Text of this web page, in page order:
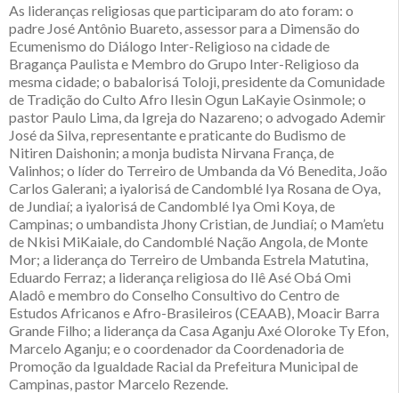
As lideranças religiosas que participaram do ato foram: o
padre José Antônio Buareto, assessor para a Dimensão do
Ecumenismo do Diálogo Inter-Religioso na cidade de
Bragança Paulista e Membro do Grupo Inter-Religioso da
mesma cidade; o babalorisá Toloji, presidente da Comunidade
de Tradição do Culto Afro Ilesin Ogun LaKayie Osinmole; o
pastor Paulo Lima, da Igreja do Nazareno; o advogado Ademir
José da Silva, representante e praticante do Budismo de
Nitiren Daishonin; a monja budista Nirvana França, de
Valinhos; o líder do Terreiro de Umbanda da Vó Benedita, João
Carlos Galerani; a iyalorisá de Candomblé Iya Rosana de Oya,
de Jundiaí; a iyalorisá de Candomblé Iya Omi Koya, de
Campinas; o umbandista Jhony Cristian, de Jundiaí; o Mam’etu
de Nkisi MiKaiale, do Candomblé Nação Angola, de Monte
Mor; a liderança do Terreiro de Umbanda Estrela Matutina,
Eduardo Ferraz; a liderança religiosa do Ilê Asé Obá Omi
Aladô e membro do Conselho Consultivo do Centro de
Estudos Africanos e Afro-Brasileiros (CEAAB), Moacir Barra
Grande Filho; a liderança da Casa Aganju Axé Oloroke Ty Efon,
Marcelo Aganju; e o coordenador da Coordenadoria de
Promoção da Igualdade Racial da Prefeitura Municipal de
Campinas, pastor Marcelo Rezende.